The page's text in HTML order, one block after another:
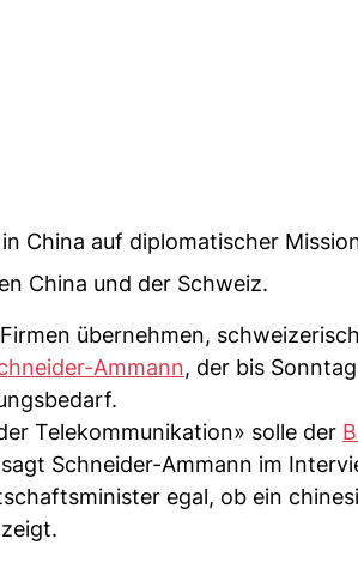
China auf diplomatischer
China und der Schweiz.
übernehmen,
Ammann, der bis
Telekommunikation» solle der
Schneider-Ammann im
egal, ob ein